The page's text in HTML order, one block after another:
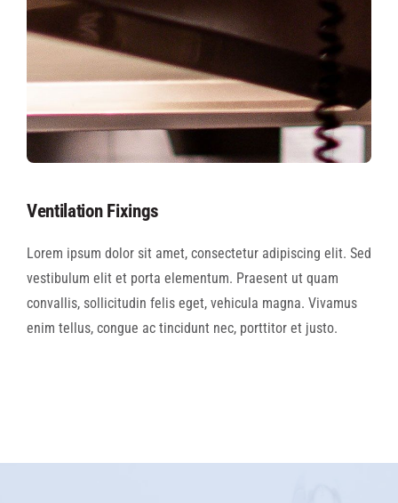
Ventilation Fixings
Lorem ipsum dolor sit amet, consectetur adipiscing elit. Sed
vestibulum elit et porta elementum. Praesent ut quam
convallis, sollicitudin felis eget, vehicula magna. Vivamus
enim tellus, congue ac tincidunt nec, porttitor et justo.